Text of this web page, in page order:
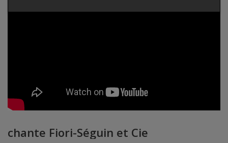
chante Fiori-Séguin et Cie